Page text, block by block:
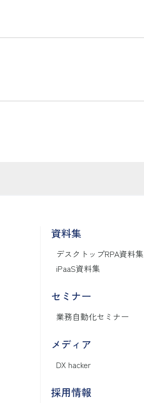
資料集
デスクトップRPA資料集
iPaaS資料集
セミナー
業務自動化セミナー
メディア
DX hacker
採用情報